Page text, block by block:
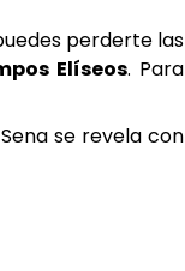
perderte las
Elíseos. Para
se revela con